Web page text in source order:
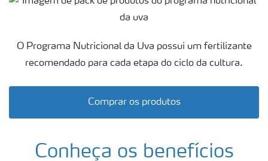
O Programa Nutricional da Uva possui um fertilizante
recomendado para cada etapa do ciclo da cultura.
Comprar os produtos
Conheça os benefícios